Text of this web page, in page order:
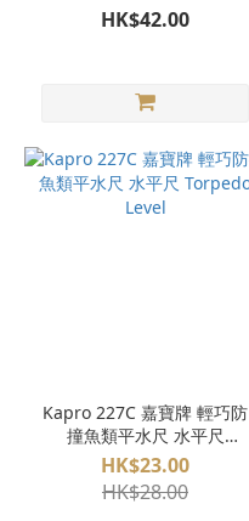
HK$42.00
Kapro 227C 嘉寶牌 輕巧防
撞魚類平水尺 水平尺
Torpedo Level
HK$23.00
HK$28.00